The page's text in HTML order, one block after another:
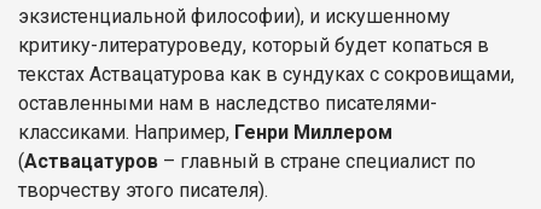
экзистенциальной философии), и искушенному
критику-литературоведу, который будет копаться в
текстах Аствацатурова как в сундуках с сокровищами,
оставленными нам в наследство писателями-
классиками. Например, Генри Миллером
(Аствацатуров – главный в стране специалист по
творчеству этого писателя).